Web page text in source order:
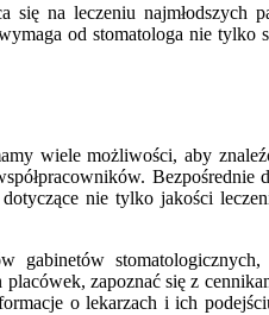
się na leczeniu najmłodszych
od stomatologa nie tylko
wiele możliwości, aby
Bezpośrednie
nie tylko jakości
zapoznać się z
o lekarzach i ich